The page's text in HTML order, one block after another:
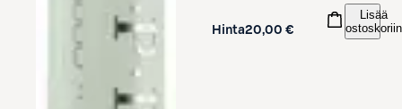
Hinta20,00 €
Lisää
ostoskoriin